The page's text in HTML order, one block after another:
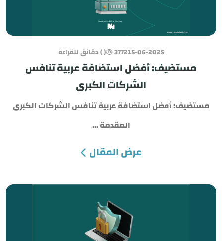
15-06-2025
3772 ( ) دقائق للقراءة
مستضيف: أفضل استضافة عربية تنافس
الشركات الكبرى
مستضيف: أفضل استضافة عربية تنافس الشركات الكبرى
المقدمة ...
عرض المقال